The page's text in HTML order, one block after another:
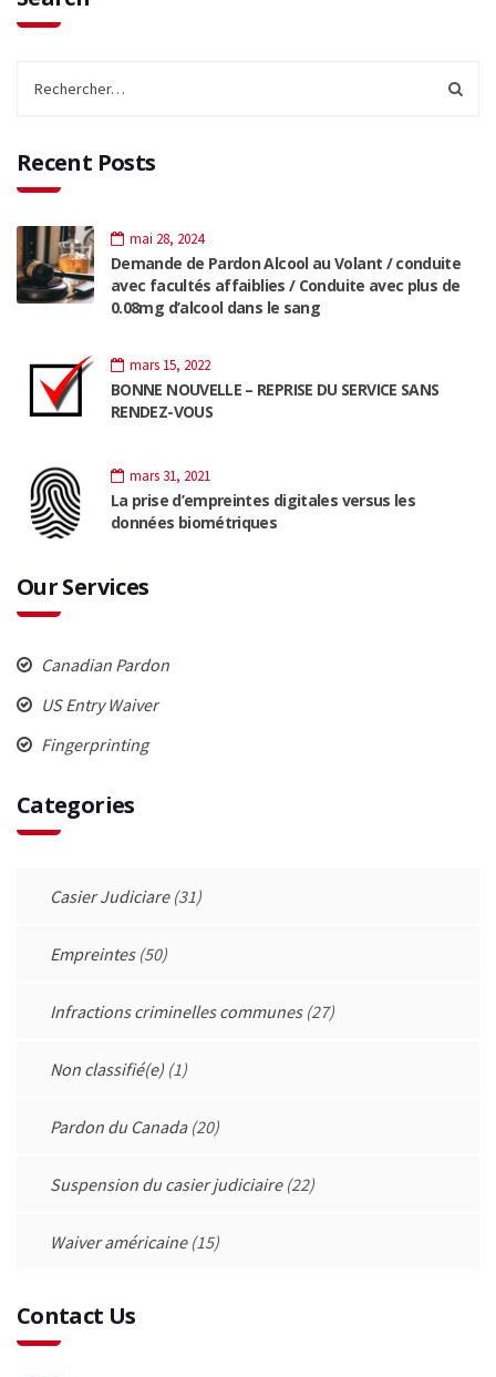
Recent Posts
mai 28, 2024
Demande de Pardon Alcool au Volant / conduite
avec facultés affaiblies / Conduite avec plus de
0.08mg d’alcool dans le sang
mars 15, 2022
BONNE NOUVELLE – REPRISE DU SERVICE SANS
RENDEZ-VOUS
mars 31, 2021
La prise d’empreintes digitales versus les
données biométriques
Our Services
Canadian Pardon
US Entry Waiver
Fingerprinting
Categories
Casier Judiciare(31)
Empreintes(50)
Infractions criminelles communes(27)
Non classifié(e) (1)
Pardon du Canada(20)
Suspension du casier judiciaire(22)
Waiver américaine(15)
Contact Us